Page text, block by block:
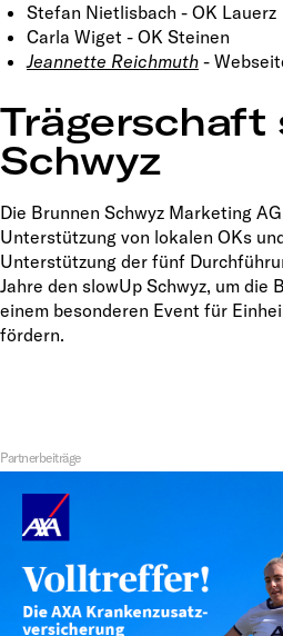
Stefan Nietlisbach - OK Lauerz
Carla Wiget - OK Steinen
Jeannette Reichmuth -
Trägerschaft
Schwyz
Die Brunnen Schwyz Marketing
Unterstützung von lokalen OKs
Unterstützung der fünf
Jahre den slowUp Schwyz, um die
einem besonderen Event für
fördern.
Partnerbeiträge